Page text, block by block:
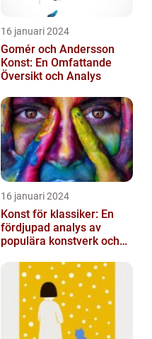
16 januari 2024
Gomér och Andersson
Konst: En Omfattande
Översikt och Analys
16 januari 2024
Konst för klassiker: En
fördjupad analys av
populära konstverk och